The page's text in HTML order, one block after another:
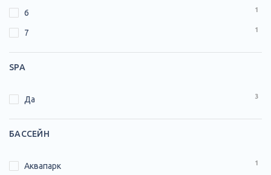
6 1
7 1
SPA
Да 3
БАССЕЙН
Аквапарк 1